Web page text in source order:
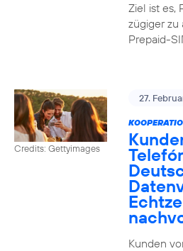
Ziel ist es,
zügiger zu
Prepaid-
Credits: Gettyimages
27.
Kunden